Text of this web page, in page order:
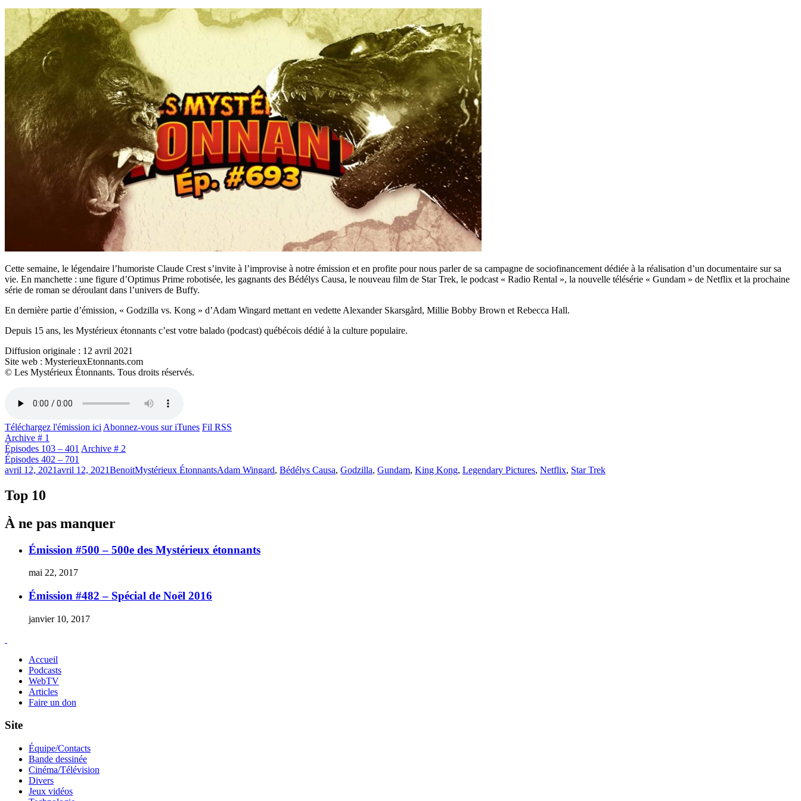
Cette semaine, le légendaire l’humoriste Claude Crest s’invite à l’improvise à notre émission et en profite pour nous parler de sa campagne de sociofinancement dédiée à la réalisation d’un documentaire sur sa
vie. En manchette : une figure d’Optimus Prime robotisée, les gagnants des Bédélys Causa, le nouveau film de Star Trek, le podcast « Radio Rental », la nouvelle télésérie « Gundam » de Netflix et la prochaine
série de roman se déroulant dans l’univers de Buffy.
En dernière partie d’émission, « Godzilla vs. Kong » d’Adam Wingard mettant en vedette Alexander Skarsgård, Millie Bobby Brown et Rebecca Hall.
Depuis 15 ans, les Mystérieux étonnants c’est votre balado (podcast) québécois dédié à la culture populaire.
Diffusion originale : 12 avril 2021
Site web : MysterieuxEtonnants.com
© Les Mystérieux Étonnants. Tous droits réservés.
Téléchargez l'émission ici Abonnez-vous sur iTunes Fil RSS
Archive # 1
Épisodes 103 – 401 Archive # 2
Épisodes 402 – 701
Publié
avril 12, 2021avril 12, 2021BenoitCatégories
Mystérieux ÉtonnantsÉtiquettes
Adam Wingard, Bédélys Causa, Godzilla, Gundam, King Kong, Legendary Pictures, Netflix, Star Trek
Top 10
À ne pas manquer
Émission #500 – 500e des Mystérieux étonnants
mai 22, 2017
Émission #482 – Spécial de Noël 2016
janvier 10, 2017
Accueil
Podcasts
WebTV
Articles
Faire un don
Site
Équipe/Contacts
Bande dessinée
Cinéma/Télévision
Divers
Jeux vidéos